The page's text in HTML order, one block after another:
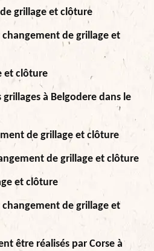
grillage et clôture
de grillage et
et clôture
à Belgodere dans le
de grillage et clôture
de grillage et clôture
et clôture
de grillage et
être réalisés par Corse à